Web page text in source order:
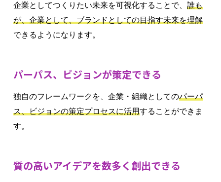
企業としてつくりたい未来を可視化することで、 誰も
が、企業として、ブランドとしての目指す未来を理解
できるようになります。
パーパス、ビジョンが策定できる
独自のフレームワークを、企業・組織としてのパーパ
ス、ビジョンの策定プロセスに活用することができま
す。
質の高いアイデアを数多く創出できる